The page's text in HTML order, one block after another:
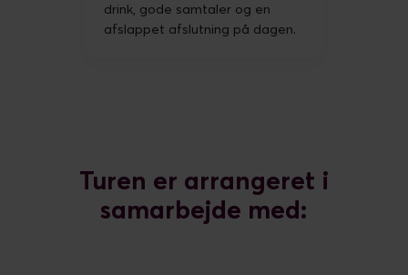
drink, gode samtaler og en
afslappet afslutning på dagen.
Turen er arrangeret i